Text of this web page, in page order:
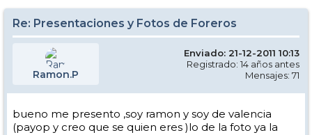
Re: Presentaciones y Fotos de Foreros
Ramon.P
Enviado: 21-12-2011 10:13
Registrado: 14 años antes
Mensajes: 71
bueno me presento ,soy ramon y soy de valencia
(payop y creo que se quien eres )lo de la foto ya la